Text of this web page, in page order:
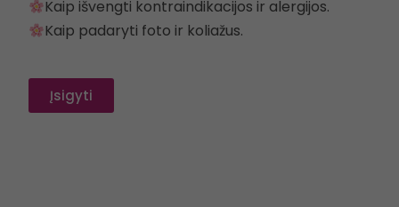
Kaip išvengti kontraindikacijos ir alergijos.
Kaip padaryti foto ir koliažus.
Įsigyti